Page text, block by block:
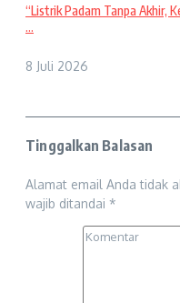
“Listrik Padam Tanpa Akhir,
...
8 Juli 2026
Tinggalkan Balasan
Alamat email Anda tidak
wajib ditandai *